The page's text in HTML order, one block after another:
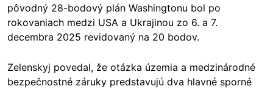
pôvodný 28-bodový plán Washingtonu bol po
rokovaniach medzi USA a Ukrajinou zo 6. a 7.
decembra 2025 revidovaný na 20 bodov.
Zelenskyj povedal, že otázka územia a medzinárodné
bezpečnostné záruky predstavujú dva hlavné sporné